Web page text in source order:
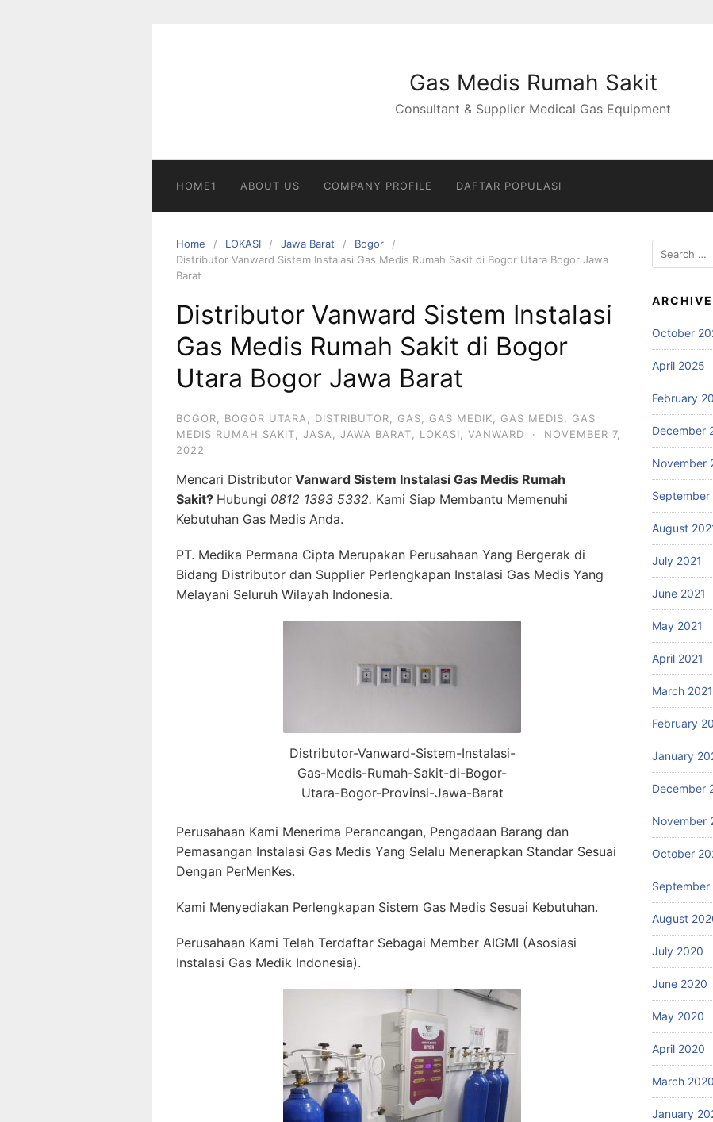
Gas Medis Rumah Sakit
Consultant & Supplier Medical Gas Equipment
HOME1 ABOUT US COMPANY PROFILE DAFTAR POPULASI
Home LOKASI Jawa Barat
Bogor
Distributor Vanward Sistem Instalasi Gas Medis Rumah Sakit di Bogor Utara Bogor Jawa
Barat
Distributor Vanward Sistem Instalasi
Gas Medis Rumah Sakit di Bogor
Utara Bogor Jawa Barat
BOGOR BOGOR UTARA DISTRIBUTOR GAS GAS MEDIK GAS MEDIS
GAS
MEDIS RUMAH SAKIT
JASA JAWA BARAT LOKASI VANWARD ·
NOVEMBER 7,
2022
Mencari Distributor Vanward Sistem Instalasi Gas Medis Rumah
Sakit? Hubungi 0812 1393 5332. Kami Siap Membantu Memenuhi
Kebutuhan Gas Medis Anda.
PT. Medika Permana Cipta Merupakan Perusahaan Yang Bergerak di
Bidang Distributor dan Supplier Perlengkapan Instalasi Gas Medis Yang
Melayani Seluruh Wilayah Indonesia.
Distributor-Vanward-Sistem-Instalasi-
Gas-Medis-Rumah-Sakit-di-Bogor-
Utara-Bogor-Provinsi-Jawa-Barat
Perusahaan Kami Menerima Perancangan, Pengadaan Barang dan
Pemasangan Instalasi Gas Medis Yang Selalu Menerapkan Standar Sesuai
Dengan PerMenKes.
Kami Menyediakan Perlengkapan Sistem Gas Medis Sesuai Kebutuhan.
Perusahaan Kami Telah Terdaftar Sebagai Member AIGMI (Asosiasi
Instalasi Gas Medik Indonesia).
Search
for:
October
April 2025
February
December
November
September
August
July 2021
June 2021
May 2021
April 2021
March 2021
February
January
December
November
October
September
August
July 2020
June 2020
May 2020
April 2020
March 2020
January